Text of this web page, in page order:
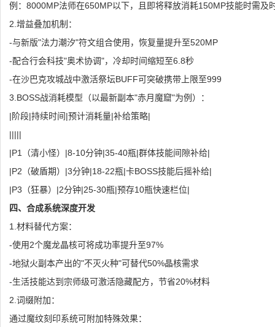
例：8000MP法师在650MP以下，且即将释放消耗150MP技能时需及
2.增益叠加机制：
-与新版"法力潮汐"符文组合使用，恢复量提升至520MP
-配合行会科技"奥术协调"，冷却时间缩短至6.8秒
-在沙巴克攻城战中激活祭坛BUFF可突破携带上限至999
3.BOSS战消耗模型（以最新副本"赤月魔窟"为例）：
|阶段|持续时间|预计消耗量|补给策略|
|||||
|P1（清小怪）|8-10分钟|35-40瓶|群体技能间隙补给|
|P2（破盾期）|3分钟|18-22瓶|卡BOSS技能后摇补给|
|P3（狂暴）|2分钟|25-30瓶|预存10瓶快速栏位|
四、合成系统深度开发
1.材料替代方案：
-使用2个魔龙晶核可将成功率提升至97%
-地狱火副本产出的"不灭火种"可替代50%晶核需求
-生活技能达到宗师级可激活隐藏配方，节省20%材料
2.词缀附加：
通过魔纹刻印系统可附加特殊效果：